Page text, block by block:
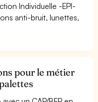
Individuelle -EPI-
anti-bruit, lunettes,
pour le métier